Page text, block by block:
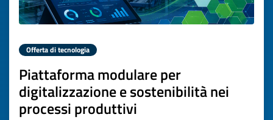
Offerta di tecnologia
Piattaforma modulare per
digitalizzazione e sostenibilità nei
processi produttivi